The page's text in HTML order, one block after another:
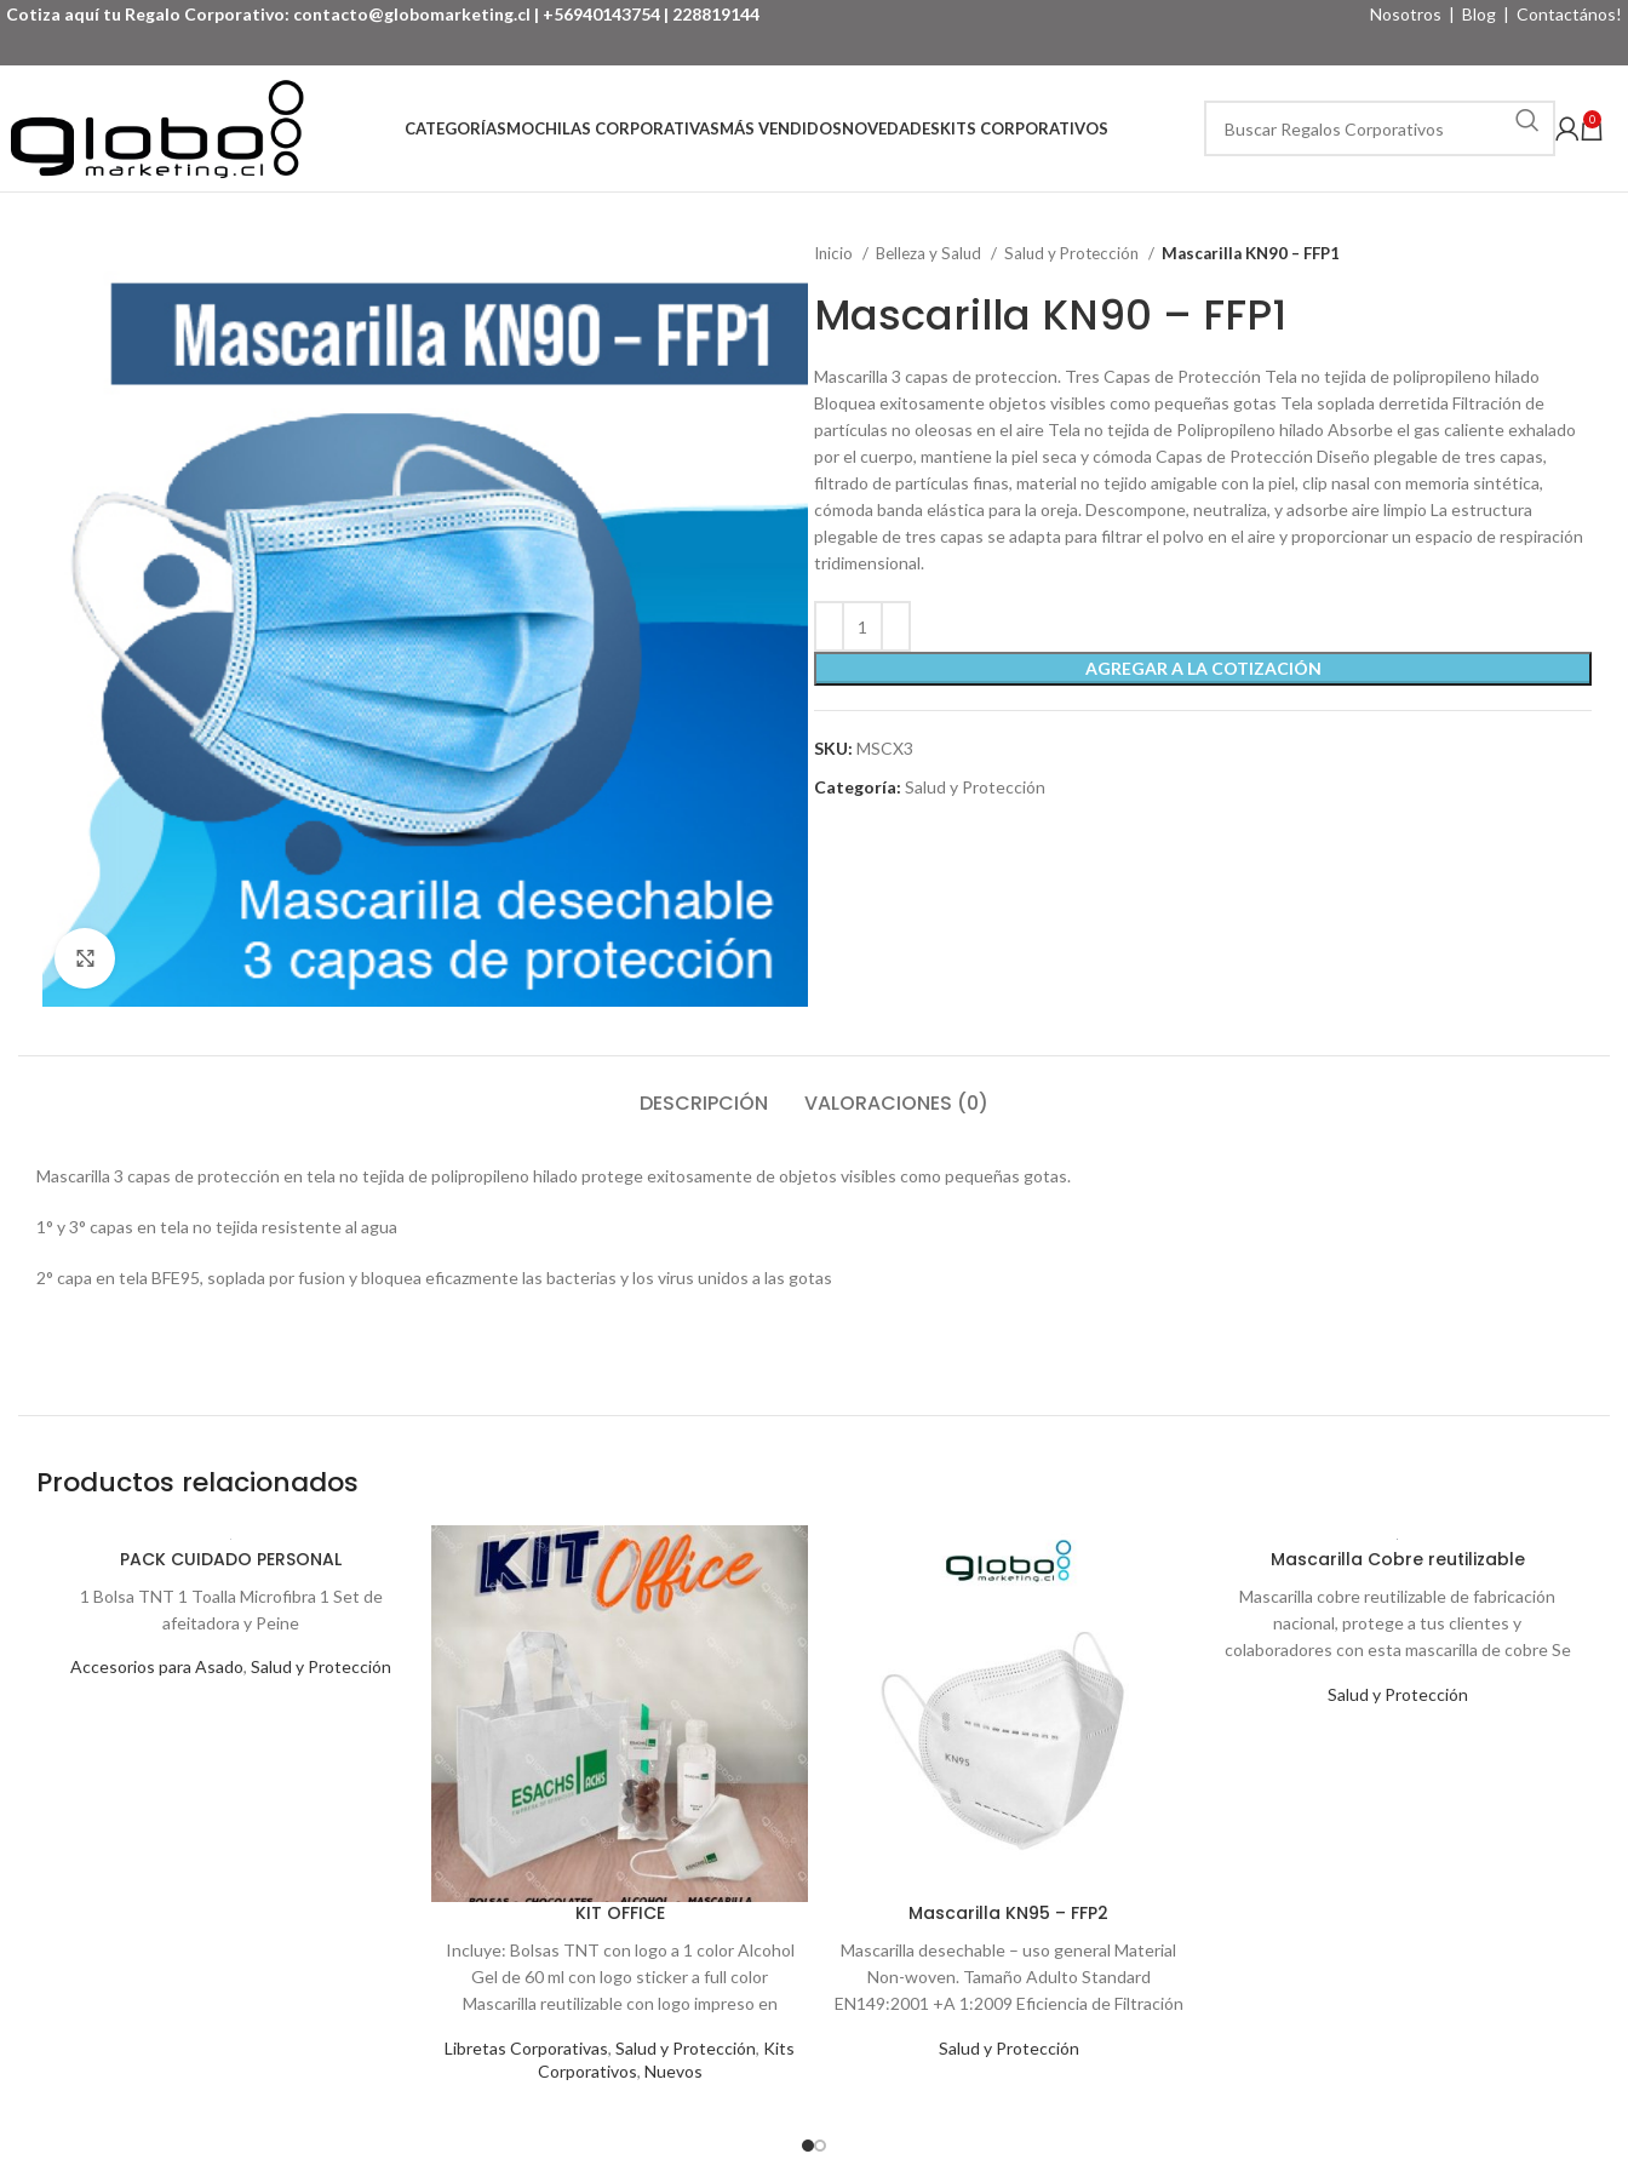
Cotiza aquí tu Regalo Corporativo: contacto@globomarketing.cl | +56940143754 | 228819144 Nosotros | Blog | Contactános!
CATEGORÍASMOCHILAS CORPORATIVASMÁS VENDIDOSNOVEDADESKITS CORPORATIVOS 0
Click to enlarge
Inicio Belleza y Salud Salud y Protección Mascarilla KN90 – FFP1
Mascarilla KN90 – FFP1
Mascarilla 3 capas de proteccion. Tres Capas de Protección Tela no tejida de polipropileno hilado
Bloquea exitosamente objetos visibles como pequeñas gotas Tela soplada derretida Filtración de
partículas no oleosas en el aire Tela no tejida de Polipropileno hilado Absorbe el gas caliente exhalado
por el cuerpo, mantiene la piel seca y cómoda Capas de Protección Diseño plegable de tres capas,
filtrado de partículas finas, material no tejido amigable con la piel, clip nasal con memoria sintética,
cómoda banda elástica para la oreja. Descompone, neutraliza, y adsorbe aire limpio La estructura
plegable de tres capas se adapta para filtrar el polvo en el aire y proporcionar un espacio de respiración
tridimensional.
AGREGAR A LA COTIZACIÓN
SKU: MSCX3
Categoría: Salud y Protección
DESCRIPCIÓN VALORACIONES (0)
Mascarilla 3 capas de protección en tela no tejida de polipropileno hilado protege exitosamente de objetos visibles como pequeñas gotas.
1° y 3° capas en tela no tejida resistente al agua
2° capa en tela BFE95, soplada por fusion y bloquea eficazmente las bacterias y los virus unidos a las gotas
Productos relacionados
PACK CUIDADO PERSONAL
Accesorios para Asado, Salud y Protección
1 Bolsa TNT 1 Toalla Microfibra 1 Set de
afeitadora y Peine
KIT OFFICE
Libretas Corporativas, Salud y Protección, Kits
Corporativos, Nuevos
Incluye: Bolsas TNT con logo a 1 color Alcohol
Gel de 60 ml con logo sticker a full color
Mascarilla reutilizable con logo impreso en
100 unidades
Mascarilla KN95 – FFP2
Salud y Protección
Mascarilla desechable – uso general Material
Non-woven. Tamaño Adulto Standard
EN149:2001 +A 1:2009 Eficiencia de Filtración
Mascarilla Cobre reutilizable
Salud y Protección
Mascarilla cobre reutilizable de fabricación
nacional, protege a tus clientes y
colaboradores con esta mascarilla de cobre Se
planchar, no clorar, no centrifugar, no lavar en